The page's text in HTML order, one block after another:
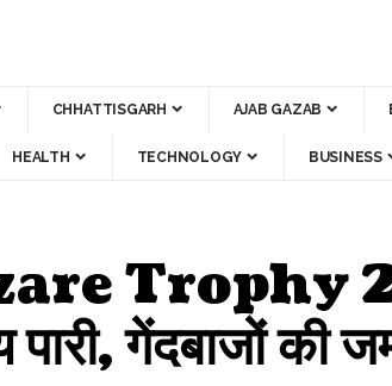
CHHATTISGARH AJAB GAZAB
HEALTH TECHNOLOGY BUSINESS
Trophy
पारी, गेंदबाजों